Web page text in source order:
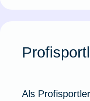
Als